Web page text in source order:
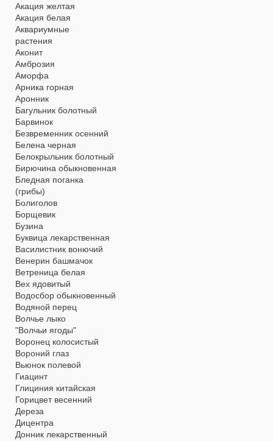
Акация желтая
Акация белая
Аквариумные
растения
Аконит
Амброзия
Аморфа
Арника горная
Аронник
Багульник болотный
Барвинок
Безвременник осенний
Белена черная
Белокрыльник болотный
Бирючина обыкновенная
Бледная поганка
(грибы)
Болиголов
Борщевик
Бузина
Буквица лекарственная
Василистник вонючий
Венерин башмачок
Ветреница белая
Вех ядовитый
Водосбор обыкновенный
Водяной перец
Волчье лыко
"Волчьи ягоды"
Воронец колосистый
Вороний глаз
Вьюнок полевой
Гиацинт
Глициния китайская
Горицвет весенний
Дереза
Дицентра
Донник лекарственный